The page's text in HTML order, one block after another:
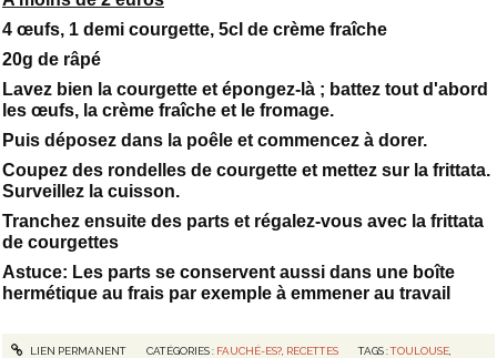
4 œufs, 1 demi courgette, 5cl de crème fraîche
20g de râpé
Lavez bien la courgette et épongez-là ; battez tout d'abord
les œufs, la crème fraîche et le fromage.
Puis déposez dans la poêle et commencez à dorer.
Coupez des rondelles de courgette et mettez sur la frittata.
Surveillez la cuisson.
Tranchez ensuite des parts et régalez-vous avec la frittata
de courgettes
Astuce: Les parts se conservent aussi dans une boîte
hermétique au frais par exemple à emmener au travail
LIEN PERMANENT CATÉGORIES : FAUCHÉ-ES?, RECETTES TAGS :TOULOUSE